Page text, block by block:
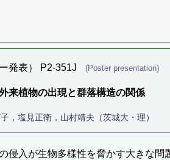
発表） P2-351J (Poster presentation)
来植物の出現と群落構造の関係
，塩見正衛，山村靖夫（茨城大・理）
侵入が生物多様性を脅かす大きな